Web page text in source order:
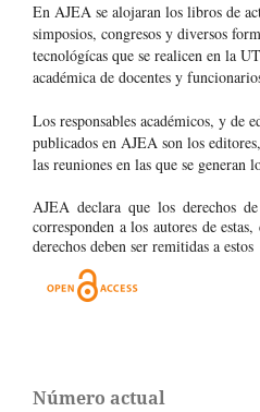
En AJEA se alojaran los libros de
simposios, congresos y diversos
tecnológícas que se realicen en la
académica de docentes y
Los responsables académicos, y de
publicados en AJEA son los
las reuniones en las que se generan
AJEA declara que los derechos
corresponden a los autores de
derechos deben ser remitidas a estos
Número actual